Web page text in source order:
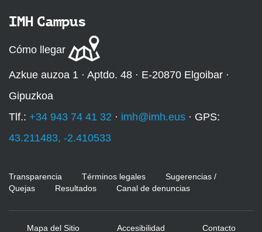
IMH Campus
Cómo llegar
Azkue auzoa 1 · Aptdo. 48 · E-20870 Elgoibar ·
Gipuzkoa
Tlf.: +34 943 74 41 32 · imh@imh.eus · GPS:
43.211483, -2.410533
Transparencia Términos legales
Sugerencias /
Quejas
Resultados Canal de denuncias
Mapa del Sitio Accesibilidad Contacto